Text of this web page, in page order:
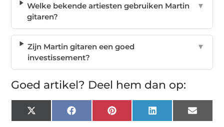
Welke bekende artiesten gebruiken Martin
gitaren?
▼
Zijn Martin gitaren een goed
investissement?
▼
Goed artikel? Deel hem dan op:
X
(Twitter)
FacebookPinterest LinkedIn Email